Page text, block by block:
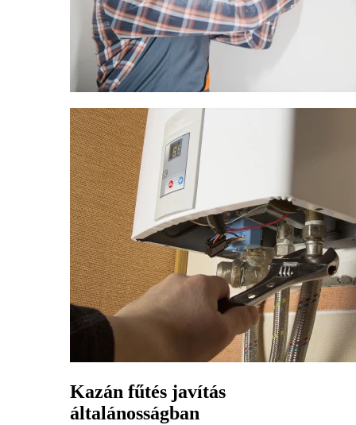
Kazán fűtés javítás
általánosságban